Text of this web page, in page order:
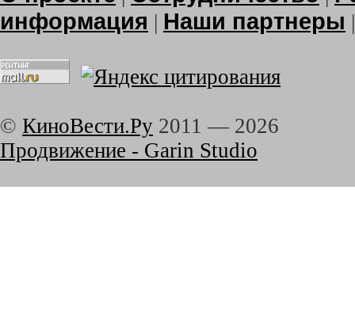
информация | Наши партнеры
© КиноВести.Ру 2011 — 2026
Продвижение - Garin Studio